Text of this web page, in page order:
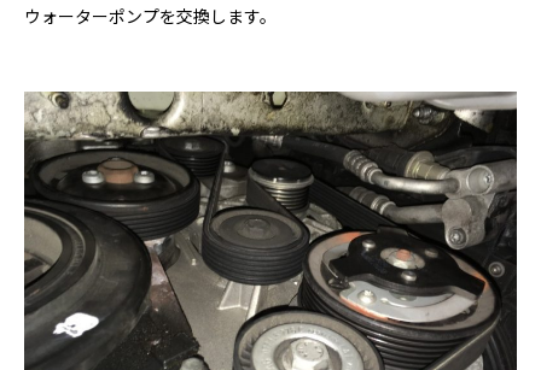
ウォーターポンプを交換します。